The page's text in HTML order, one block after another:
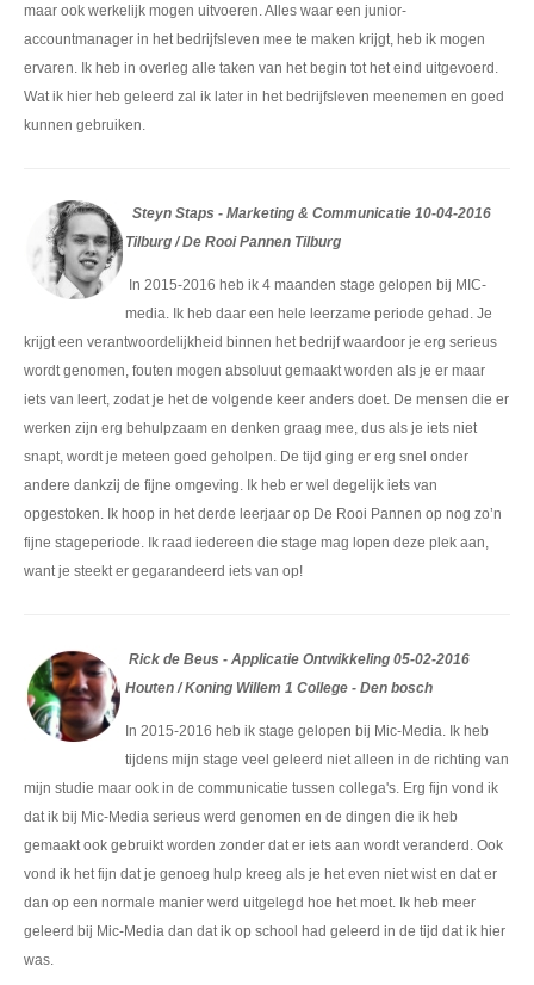
maar ook werkelijk mogen uitvoeren. Alles waar een junior-
accountmanager in het bedrijfsleven mee te maken krijgt, heb ik mogen
ervaren. Ik heb in overleg alle taken van het begin tot het eind uitgevoerd.
Wat ik hier heb geleerd zal ik later in het bedrijfsleven meenemen en goed
kunnen gebruiken.
Steyn Staps - Marketing & Communicatie 10-04-2016
Tilburg / De Rooi Pannen Tilburg
In 2015-2016 heb ik 4 maanden stage gelopen bij MIC-
media. Ik heb daar een hele leerzame periode gehad. Je
krijgt een verantwoordelijkheid binnen het bedrijf waardoor je erg serieus
wordt genomen, fouten mogen absoluut gemaakt worden als je er maar
iets van leert, zodat je het de volgende keer anders doet. De mensen die er
werken zijn erg behulpzaam en denken graag mee, dus als je iets niet
snapt, wordt je meteen goed geholpen. De tijd ging er erg snel onder
andere dankzij de fijne omgeving. Ik heb er wel degelijk iets van
opgestoken. Ik hoop in het derde leerjaar op De Rooi Pannen op nog zo’n
fijne stageperiode. Ik raad iedereen die stage mag lopen deze plek aan,
want je steekt er gegarandeerd iets van op!
Rick de Beus - Applicatie Ontwikkeling 05-02-2016
Houten / Koning Willem 1 College - Den bosch
In 2015-2016 heb ik stage gelopen bij Mic-Media. Ik heb
tijdens mijn stage veel geleerd niet alleen in de richting van
mijn studie maar ook in de communicatie tussen collega's. Erg fijn vond ik
dat ik bij Mic-Media serieus werd genomen en de dingen die ik heb
gemaakt ook gebruikt worden zonder dat er iets aan wordt veranderd. Ook
vond ik het fijn dat je genoeg hulp kreeg als je het even niet wist en dat er
dan op een normale manier werd uitgelegd hoe het moet. Ik heb meer
geleerd bij Mic-Media dan dat ik op school had geleerd in de tijd dat ik hier
was.